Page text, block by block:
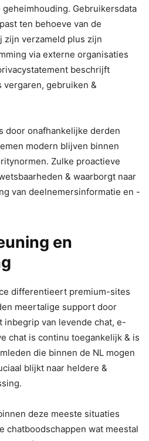
Gebruikersdata
ten behoeve van de
verzameld plus zijn
via externe organisaties
beschrijft
gebruiken &
door onafhankelijke derden
modern blijven binnen
Zulke proactieve
& waarborgt naar
van deelnemersinformatie en -
en
differentieert premium-sites
meertalige support door
van levende chat, e-
chat is continu toegankelijk & is
die binnen de NL mogen
blijkt naar heldere &
deze meeste situaties
chatboodschappen wat meestal